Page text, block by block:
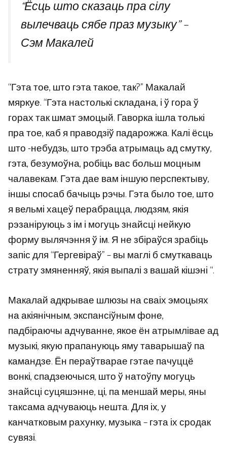
“Ёсць што сказаць пра сілу
вылечваць сябе праз музыку” –
Сэм Макалей
“Гэта тое, што гэта такое, так?” Макалай
мяркуе. “Гэта настолькі складана, і ў гора ў
горах так шмат эмоцый. Гаворка ішла толькі
пра тое, каб я праводзіў падарожжа. Калі ёсць
што -небудзь, што трэба атрымаць ад смутку,
гэта, безумоўна, робіць вас больш моцным
чалавекам. Гэта дае вам іншую перспектыву,
іншы спосаб бачыць рэчы. Гэта было тое, што
я вельмі хацеў перабрацца, людзям, якія
рэзаніруюць з ім і могуць знайсці нейкую
форму вылячэння ў ім. Я не збіраўся зрабіць
запіс для “Гергевіраў” – вы маглі б смуткаваць
страту змяненняў, якія выпалі з вашай кішэні “.
Макалай адкрывае шлюзы на сваіх эмоцыях
на акіянічным, экспансіўным фоне,
падбіраючы адчуванне, якое ён атрымлівае ад
музыкі, якую прапануюць яму таварышаў па
камандзе. Ён пераўтварае гэтае пачуццё
вонкі, спадзеючыся, што ў натоўпу могуць
знайсці суцяшэнне, ці, па меншай меры, яны
таксама адчуваюць нешта. Для іх, у
канчатковым рахунку, музыка – гэта іх сродак
сувязі.